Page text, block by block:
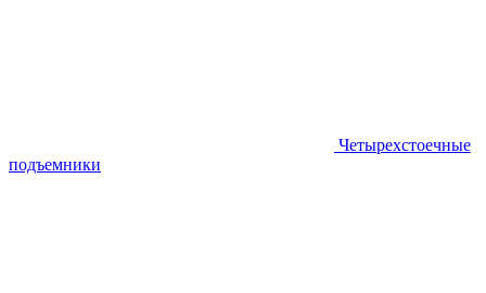
Четырехстоечные
подъемники